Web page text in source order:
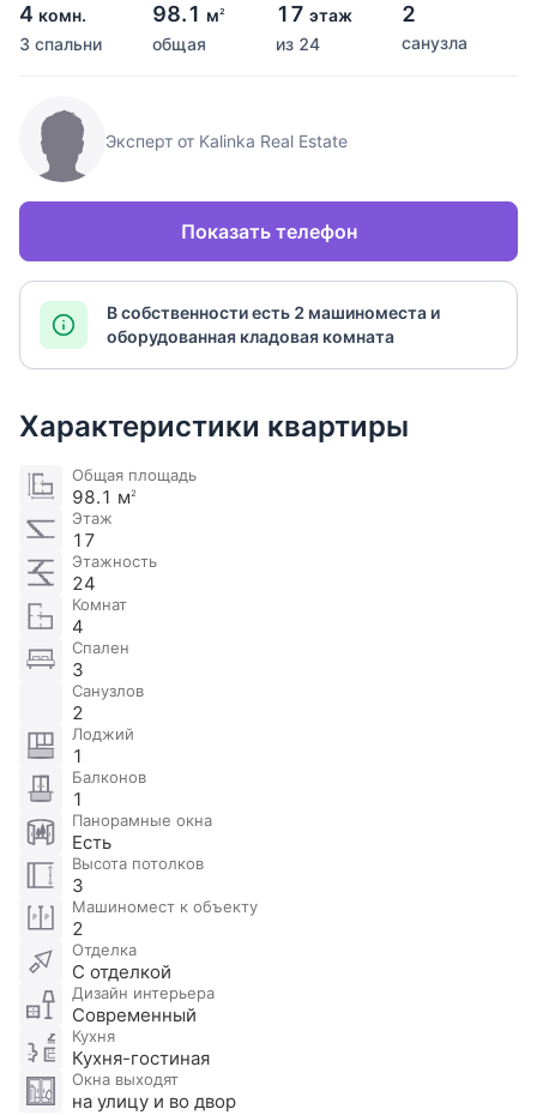
4 комн.
3 спальни
98.1 м2
общая
17 этаж
из 24
2
санузла
Эксперт от Kalinka Real Estate
Показать телефон
В собственности есть 2 машиноместа и
оборудованная кладовая комната
Характеристики квартиры
Общая площадь
98.1 м2
Этаж
17
Этажность
24
Комнат
4
Спален
3
Санузлов
2
Лоджий
1
Балконов
1
Панорамные окна
Есть
Высота потолков
3
Машиномест к объекту
2
Отделка
С отделкой
Дизайн интерьера
Современный
Кухня
Кухня-гостиная
Окна выходят
на улицу и во двор